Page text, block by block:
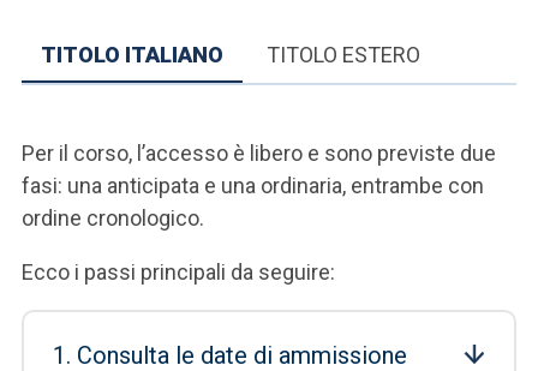
TITOLO ITALIANO TITOLO ESTERO
Per il corso, l’accesso è libero e sono previste due
fasi: una anticipata e una ordinaria, entrambe con
ordine cronologico.
Ecco i passi principali da seguire:
1. Consulta le date di ammissione